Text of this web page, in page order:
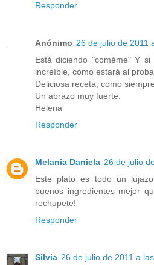
Responder
Anónimo 26 de julio de 2011
Está diciendo "coméme" Y
increíble, cómo estará al
Deliciosa receta, como
Un abrazo muy fuerte.
Helena
Responder
Melania Daniela 26 de julio
Este plato es todo un
buenos ingredientes mejor
rechupete!
Responder
Silvia 26 de julio de 2011 a